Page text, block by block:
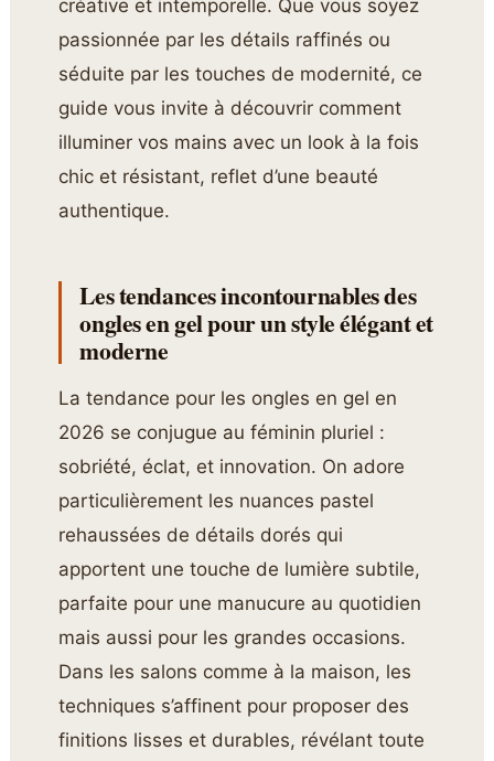
créative et intemporelle. Que vous soyez
passionnée par les détails raffinés ou
séduite par les touches de modernité, ce
guide vous invite à découvrir comment
illuminer vos mains avec un look à la fois
chic et résistant, reflet d’une beauté
authentique.
Les tendances incontournables des
ongles en gel pour un style élégant et
moderne
La tendance pour les ongles en gel en
2026 se conjugue au féminin pluriel :
sobriété, éclat, et innovation. On adore
particulièrement les nuances pastel
rehaussées de détails dorés qui
apportent une touche de lumière subtile,
parfaite pour une manucure au quotidien
mais aussi pour les grandes occasions.
Dans les salons comme à la maison, les
techniques s’affinent pour proposer des
finitions lisses et durables, révélant toute